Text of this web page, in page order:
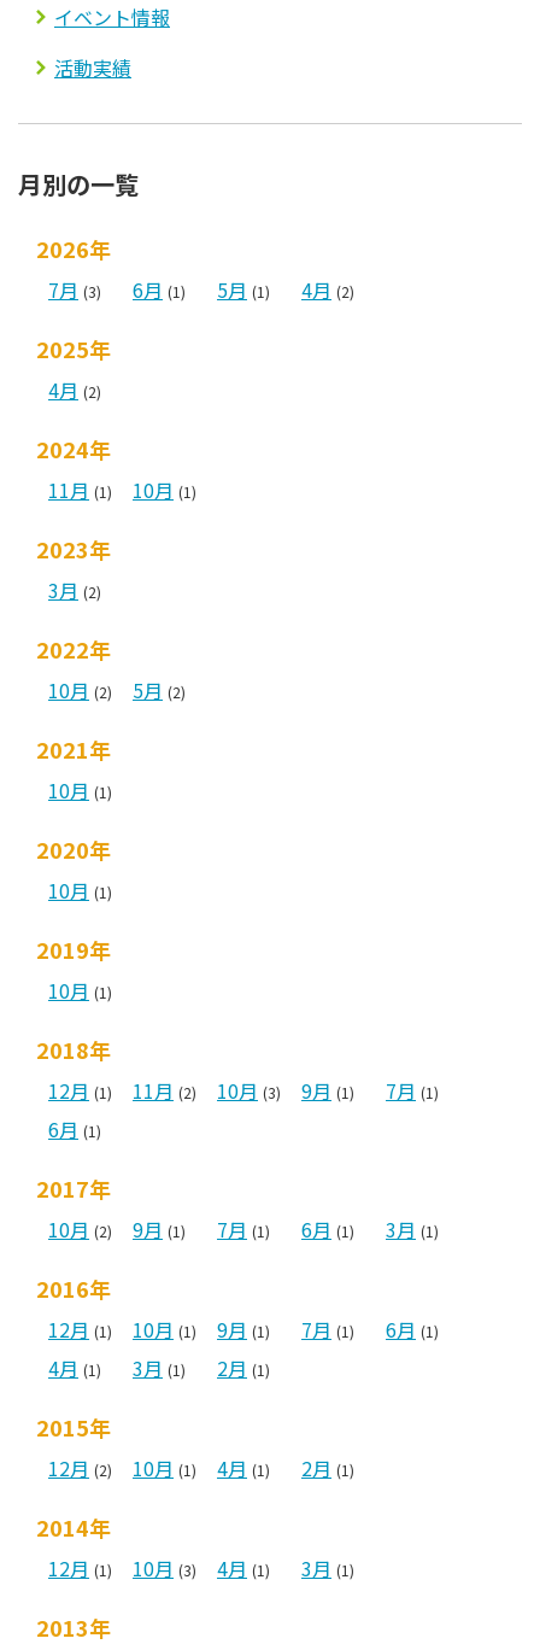
イベント情報
活動実績
月別の一覧
2026年
7月 (3) 6月 (1) 5月 (1) 4月 (2)
2025年
4月 (2)
2024年
11月 (1) 10月 (1)
2023年
3月 (2)
2022年
10月 (2) 5月 (2)
2021年
10月 (1)
2020年
10月 (1)
2019年
10月 (1)
2018年
12月 (1) 11月 (2) 10月 (3) 9月 (1) 7月 (1)
6月 (1)
2017年
10月 (2) 9月 (1) 7月 (1) 6月 (1) 3月 (1)
2016年
12月 (1) 10月 (1) 9月 (1) 7月 (1) 6月 (1)
4月 (1) 3月 (1) 2月 (1)
2015年
12月 (2) 10月 (1) 4月 (1) 2月 (1)
2014年
12月 (1) 10月 (3) 4月 (1) 3月 (1)
2013年